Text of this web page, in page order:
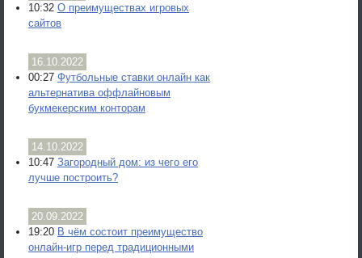
10:32 О преимуществах игровых
сайтов
16.10.2022
00:27 Футбольные ставки онлайн как
альтернатива оффлайновым
букмекерским конторам
14.10.2022
10:47 Загородный дом: из чего его
лучше построить?
20.09.2022
19:20 В чём состоит преимущество
онлайн-игр перед традиционными